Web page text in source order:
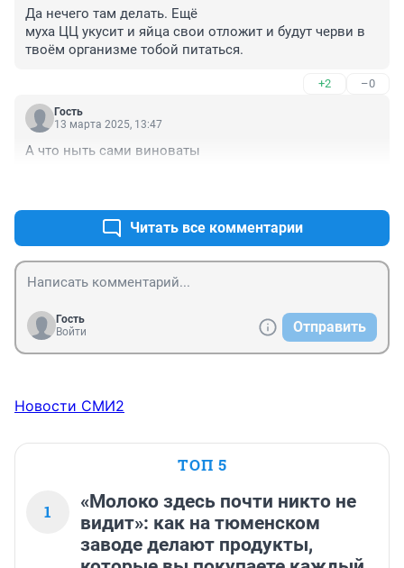
Да нечего там делать. Ещё
муха ЦЦ укусит и яйца свои отложит и будут черви в
твоём организме тобой питаться.
+2 –0
Гость
13 марта 2025, 13:47
А что ныть сами виноваты
Читать все комментарии
Гость
Войти
Отправить
Новости СМИ2
ТОП 5
1
«Молоко здесь почти никто не
видит»: как на тюменском
заводе делают продукты,